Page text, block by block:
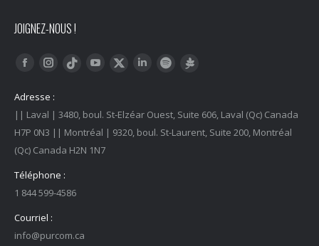
JOIGNEZ-NOUS !
Trouvez nous sur :
FacebookInstagram
Tiktok YouTubeTwitter LinkedInSpotify
Adresse :
|| Laval | 3480, boul. St-Elzéar Ouest, Suite 606, Laval (Qc) Canada
H7P 0N3 || Montréal | 9320, boul. St-Laurent, Suite 200, Montréal
(Qc) Canada H2N 1N7
Téléphone :
1 844 599-4586
Courriel :
info@purcom.ca